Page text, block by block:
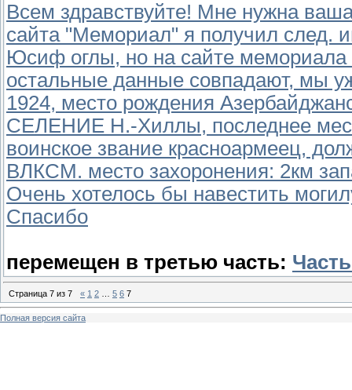
Всем здравствуйте! Мне нужна
сайта "Мемориал" я получил
Юсиф оглы, но на сайте
остальные данные совпадают, мы
1924, место рождения
СЕЛЕНИЕ Н.-Хиллы, последнее
воинское звание красноармеец,
ВЛКСМ. место захоронения: 2км
Очень хотелось бы навестить
Спасибо
перемещен в третью часть:
Страница 7 из 7 « 1 2 5 6 7
Полная версия сайта